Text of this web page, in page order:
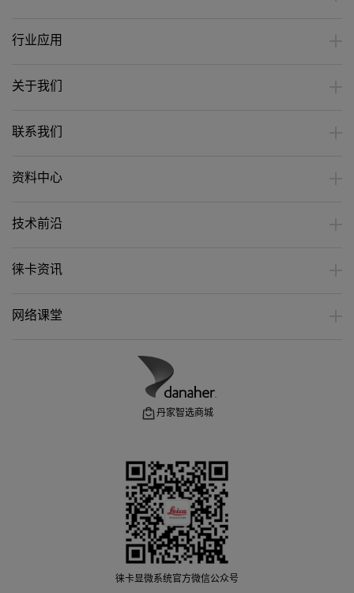
行业应用
关于我们
联系我们
资料中心
技术前沿
徕卡资讯
网络课堂
丹家智选商城
徕卡显微系统官方微信公众号